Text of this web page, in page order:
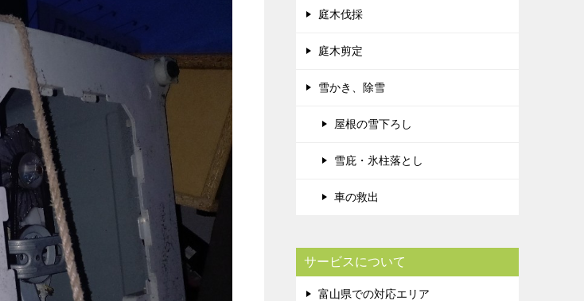
庭木伐採
庭木剪定
雪かき、除雪
屋根の雪下ろし
雪庇・氷柱落とし
車の救出
サービスについて
富山県での対応エリア